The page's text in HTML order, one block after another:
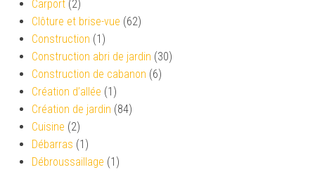
Carport (2)
Clôture et brise-vue (62)
Construction (1)
Construction abri de jardin (30)
Construction de cabanon (6)
Création d’allée (1)
Création de jardin (84)
Cuisine (2)
Débarras (1)
Débroussaillage (1)